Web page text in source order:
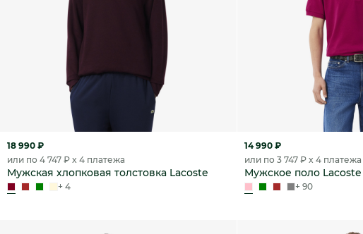
18 990 ₽
или по 4 747 ₽ x 4 платежа
Мужская хлопковая толстовка Lacoste
+ 4
14 990 ₽
или по 3 747 ₽ x 4 платежа
Мужское поло Lacoste
+ 90